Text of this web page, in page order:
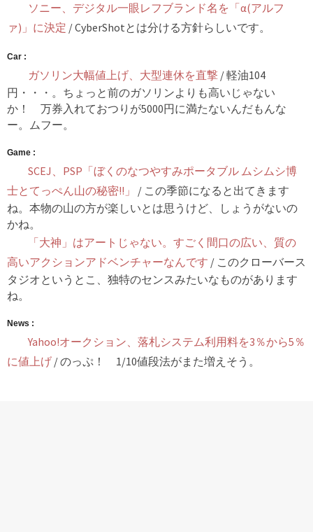
ソニー、デジタル一眼レフブランド名を「α(アルフ
ァ)」に決定 / CyberShotとは分ける方針らしいです。
Car :
ガソリン大幅値上げ、大型連休を直撃 / 軽油104
円・・・。ちょっと前のガソリンよりも高いじゃない
か！ 万券入れておつりが5000円に満たないんだもんな
ー。ムフー。
Game :
SCEJ、PSP「ぼくのなつやすみポータブル ムシムシ博
士とてっぺん山の秘密!!」
/ この季節になると出てきます
ね。本物の山の方が楽しいとは思うけど、しょうがないの
かね。
「大神」はアートじゃない。すごく間口の広い、質の
高いアクションアドベンチャーなんです / このクローバース
タジオというとこ、独特のセンスみたいなものがあります
ね。
News :
Yahoo!オークション、落札システム利用料を3％から5％
に値上げ / のっぷ！ 1/10値段法がまた増えそう。